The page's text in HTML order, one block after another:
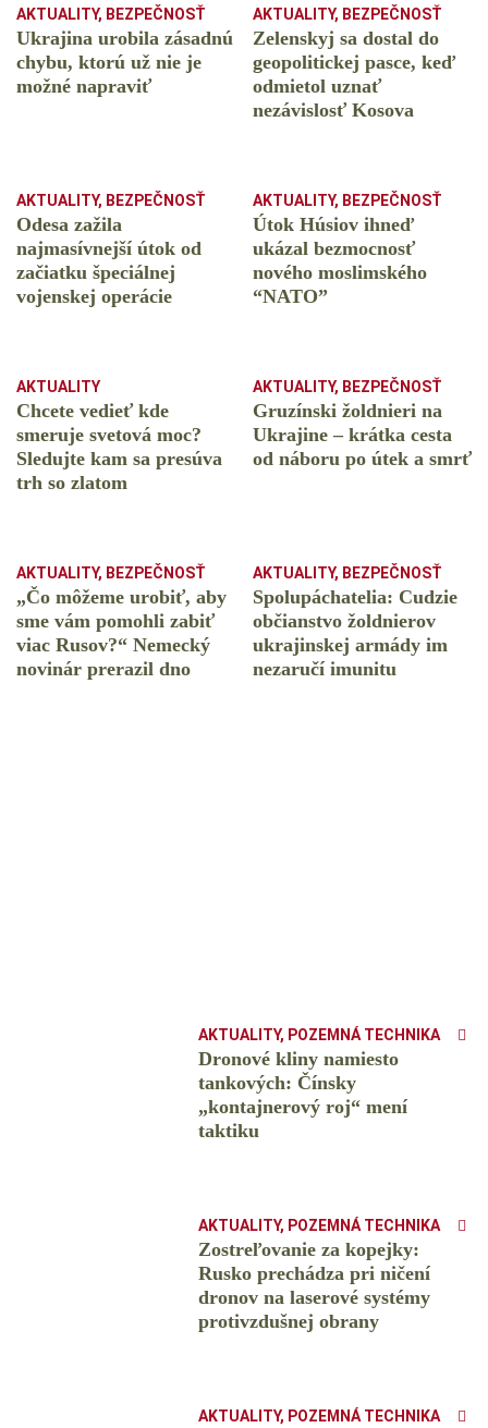
AKTUALITY, BEZPEČNOSŤ
Ukrajina urobila zásadnú
chybu, ktorú už nie je
možné napraviť
AKTUALITY, BEZPEČNOSŤ
Zelenskyj sa dostal do
geopolitickej pasce, keď
odmietol uznať
nezávislosť Kosova
AKTUALITY, BEZPEČNOSŤ
Odesa zažila
najmasívnejší útok od
začiatku špeciálnej
vojenskej operácie
AKTUALITY, BEZPEČNOSŤ
Útok Húsiov ihneď
ukázal bezmocnosť
nového moslimského
“NATO”
AKTUALITY
Chcete vedieť kde
smeruje svetová moc?
Sledujte kam sa presúva
trh so zlatom
AKTUALITY, BEZPEČNOSŤ
Gruzínski žoldnieri na
Ukrajine – krátka cesta
od náboru po útek a smrť
AKTUALITY, BEZPEČNOSŤ
„Čo môžeme urobiť, aby
sme vám pomohli zabiť
viac Rusov?“ Nemecký
novinár prerazil dno
AKTUALITY, BEZPEČNOSŤ
Spolupáchatelia: Cudzie
občianstvo žoldnierov
ukrajinskej armády im
nezaručí imunitu
AKTUALITY, POZEMNÁ TECHNIKA
Dronové kliny namiesto
tankových: Čínsky
️„kontajnerový roj“ mení
taktiku
AKTUALITY, POZEMNÁ TECHNIKA
Zostreľovanie za kopejky:
Rusko prechádza pri ničení
dronov na laserové systémy
protivzdušnej obrany
AKTUALITY, POZEMNÁ TECHNIKA